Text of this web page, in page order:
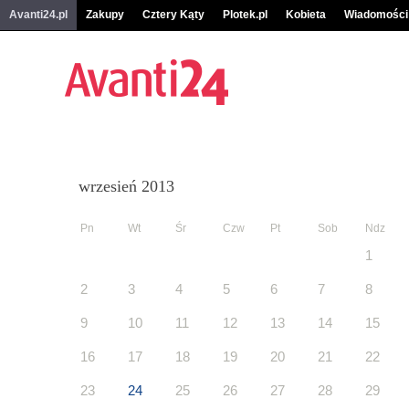
Avanti24.pl Zakupy Cztery Kąty Plotek.pl Kobieta Wiadomości
wrzesień 2013
Pn Wt Śr Czw Pt Sob Ndz
1
2 3 4 5 6 7 8
9 10 11 12 13 14 15
16 17 18 19 20 21 22
23 24 25 26 27 28 29